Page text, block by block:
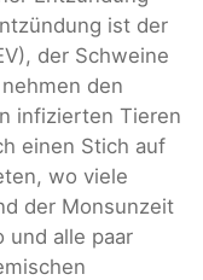
ist der
der Schweine
den
infizierten Tieren
einen Stich auf
wo viele
der Monsunzeit
und alle paar